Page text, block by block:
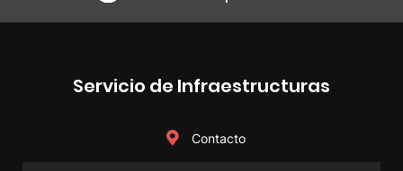
Servicio de Infraestructuras
Contacto